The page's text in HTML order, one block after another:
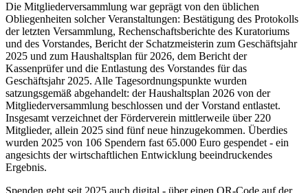
Die Mitgliederversammlung war geprägt von den üblichen
Obliegenheiten solcher Veranstaltungen: Bestätigung des Protokolls
der letzten Versammlung, Rechenschaftsberichte des Kuratoriums
und des Vorstandes, Bericht der Schatzmeisterin zum Geschäftsjahr
2025 und zum Haushaltsplan für 2026, dem Bericht der
Kassenprüfer und die Entlastung des Vorstandes für das
Geschäftsjahr 2025. Alle Tagesordnungspunkte wurden
satzungsgemäß abgehandelt: der Haushaltsplan 2026 von der
Mitgliederversammlung beschlossen und der Vorstand entlastet.
Insgesamt verzeichnet der Förderverein mittlerweile über 220
Mitglieder, allein 2025 sind fünf neue hinzugekommen. Überdies
wurden 2025 von 106 Spendern fast 65.000 Euro gespendet - ein
angesichts der wirtschaftlichen Entwicklung beeindruckendes
Ergebnis.